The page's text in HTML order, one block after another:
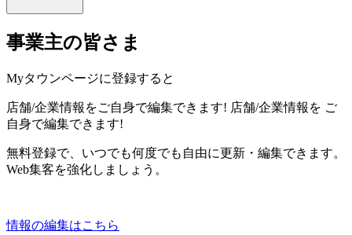
事業主の皆さま
Myタウンページに登録すると
店舗/企業情報をご自身で編集できます! 店舗/企業情報を ご
自身で編集できます!
無料登録で、いつでも何度でも自由に更新・編集できます。
Web集客を強化しましょう。
情報の編集はこちら